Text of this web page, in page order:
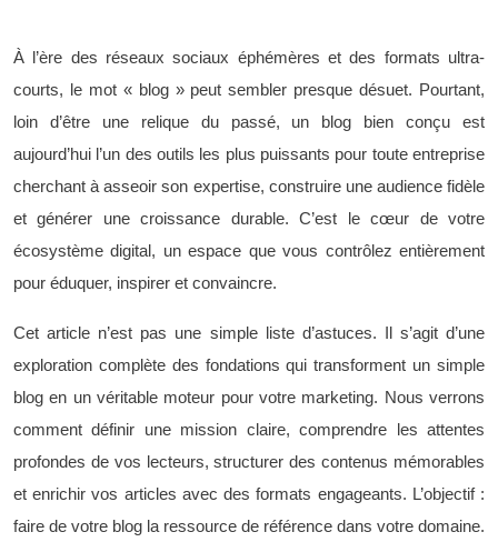
À l’ère des réseaux sociaux éphémères et des formats ultra-
courts, le mot « blog » peut sembler presque désuet. Pourtant,
loin d’être une relique du passé, un blog bien conçu est
aujourd’hui l’un des outils les plus puissants pour toute entreprise
cherchant à asseoir son expertise, construire une audience fidèle
et générer une croissance durable. C’est le cœur de votre
écosystème digital, un espace que vous contrôlez entièrement
pour éduquer, inspirer et convaincre.
Cet article n’est pas une simple liste d’astuces. Il s’agit d’une
exploration complète des fondations qui transforment un simple
blog en un véritable moteur pour votre marketing. Nous verrons
comment définir une mission claire, comprendre les attentes
profondes de vos lecteurs, structurer des contenus mémorables
et enrichir vos articles avec des formats engageants. L’objectif :
faire de votre blog la ressource de référence dans votre domaine.